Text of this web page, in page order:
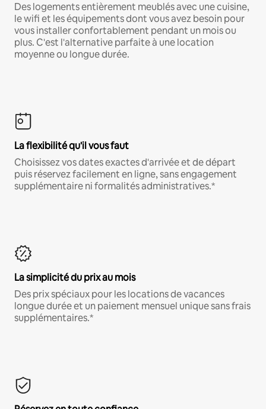
Des logements entièrement meublés avec une cuisine,
le wifi et les équipements dont vous avez besoin pour
vous installer confortablement pendant un mois ou
plus. C'est l'alternative parfaite à une location
moyenne ou longue durée.
La flexibilité qu'il vous faut
Choisissez vos dates exactes d'arrivée et de départ
puis réservez facilement en ligne, sans engagement
supplémentaire ni formalités administratives.*
La simplicité du prix au mois
Des prix spéciaux pour les locations de vacances
longue durée et un paiement mensuel unique sans frais
supplémentaires.*